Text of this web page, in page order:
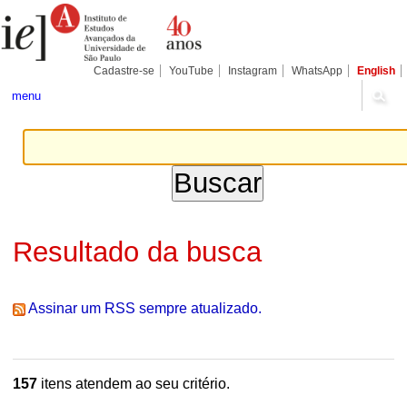
para
conteúdo.
Pessoais
Cadastre-se YouTube Instagram WhatsApp English
menu
Resultado da busca
Assinar um RSS sempre atualizado.
157itens atendem ao seu critério.